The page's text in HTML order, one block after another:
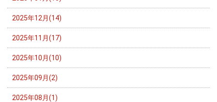
2025年12月(14)
2025年11月(17)
2025年10月(10)
2025年09月(2)
2025年08月(1)